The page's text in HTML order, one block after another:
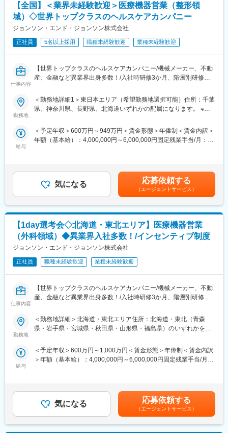
・手術立ち合い（予定オペ中心、緊急・夜間・突発的な休日対応
はほぼ想定なし）
で調整
・製品知識習得のため参考書・社内資料を活用し、OJTや年2回の
■業務の魅力
競合製品との差別化や新製品上市により、提案の幅が広がる環境
予定オペ中心で働きやすく、専門性を深めながら医療現場に貢献
できます。
東北エリアの担当、メインは宮城県を想定。
一部福島県、山形県、秋田県、青森県、岩手県（出張ベースでで
■部署構成
東日本エリアマネージャー：１名
東日本エリアメンバー：５名
■企業の魅力
新規事業の拡大期に携わり、戦略構築から現場対応まで幅広い経
験を積めます。
また、WLBを重視する社長方針があり、裁量が大きく新しいこと
に挑戦できる環境です。多様な背景を持つ中途入社の方が活躍し
ており、入社後も馴染みやすい雰囲気です。
南ドイツで100年以上の歴史を持つ医療機器メーカーの完全子会
社、140を超える国や地域で自社開発の医療機器を販売していま
侵襲手術に寄与しています。本社開発体制ではインプラント分野
に注力、新製品のグローバルな上市を継続的に行っています。
【全国】＜業界未経験歓迎＞医療機器営業（整形領
域）◇世界トップクラスのヘルスケアカンパニー
ジョンソン・エンド・ジョンソン株式会社
正社員 5名以上採用 職種未経験歓迎 業種未経験歓迎
仕事内容
【世界トップクラスのヘルスケアカンパニー/機械メーカー、不動
産、金融など異業界出身多数！/入社時研修3か月、階層別研修な
ィブ制度】
★自分の提案が、医療現場の課題解決に繋がる営業職です！
る環境です！
★研修制度が非常に手厚く、医療機器営業のキャリア形成には最
担当エリアの病院（主に医師）に対し、当社にて扱っている製品
を提案していただきます。医師のニーズを掘り下げた上で解決に
最適なソリューションを提案する、コンサルティングのような営
業スタイルになります。
＜具体的な業務内容＞
・担当する製品の提案、技術サポート（手術の立会いあり）
・最新の医療関連情報の提供、医療機関へのサポート（勉強・セ
ミナーの主催など）
・販売代理店へのサポート
・各種学会への参加
オーソペディックス事業本部は、整形領域で使用されるインプラ
ント製品を取り扱っています。整形領域の中でありとあらゆる疾
■研修・教育：
機器にも触れていただくなど、基礎的な知識・スキルをインプッ
トしてから現場へ配属となります。配属後についてもOJT研修な
■留意事項：
ジョンソン・エンド・ジョンソンは、当社の整形外科事業を分
離・独立（セパレーション）し、DePuy Synthes として独立した
企業を設立する計画を発表しています。
勤務地
＜勤務地詳細1＞東日本エリア（希望勤務地選択可能）住所：千葉
県、神奈川県、長野県、北海道いずれかの配属になります。 ※詳
日本エリア（希望勤務地選択可能）住所：大阪府、兵庫県、奈良
県いずれかの配属になります。 ※詳細は入社後に決定受動喫煙対
策：屋内全面禁煙変更の範囲：会社の定める事業所
給与
＜予定年収＞600万円～949万円＜賃金形態＞年俸制＜賃金内訳＞
年額（基本給）：4,000,000円～6,000,000円固定残業手当/月：
補足＞※ご経験やスキルを考慮し決定いたします。※上記年収はイ
ンセンティブを含む金額です。賃金はあくまでも目安の金額であ
り、選考を通じて上下する可能性があります。月給(月額)は固定手
当を含めた表記です。
気になる 応募依頼する
（エージェントサービス）
【1day選考会◇北海道・東北エリア】医療機器営業
（外科領域）◆異業界入社多数！/インセンティブ制度
ジョンソン・エンド・ジョンソン株式会社
正社員 職種未経験歓迎 業種未経験歓迎
仕事内容
【世界トップクラスのヘルスケアカンパニー/機械メーカー、不動
産、金融など異業界出身多数！/入社時研修3か月、階層別研修な
シェアの製品多数/インセンティブ制度/入社想定日：2026年10月1
日】
★個人の裁量が大きく、年齢・性別関係・社歴関係なく活躍でき
る環境です！
■業務詳細
担当エリアの病院（主に医師）に対し、当社にて扱っている製品
を提案していただきます。医師のニーズを掘り下げた上で解決に
最適なソリューションを提案する、コンサルティングのような営
勤務地
＜勤務地詳細＞北海道・東北エリア住所：北海道・東北（青森
県・岩手県・宮城県・秋田県・山形県・福島県）のいずれかを担
囲：会社の定める事業所
給与
＜予定年収＞600万円～1,000万円＜賃金形態＞年俸制＜賃金内訳
＞年額（基本給）：4,000,000円～6,000,000円固定残業手当/月：
補足＞※ご経験やスキルを考慮し決定いたします。※上記はインセ
ンティブを含む金額です。賃金はあくまでも目安の金額であり、
選考を通じて上下する可能性があります。月給(月額)は固定手当を
含めた表記です。
気になる 応募依頼する
（エージェントサービス）